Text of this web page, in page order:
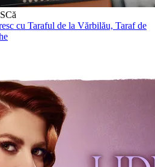
cu Taraful de la Vărbilău, Taraf de